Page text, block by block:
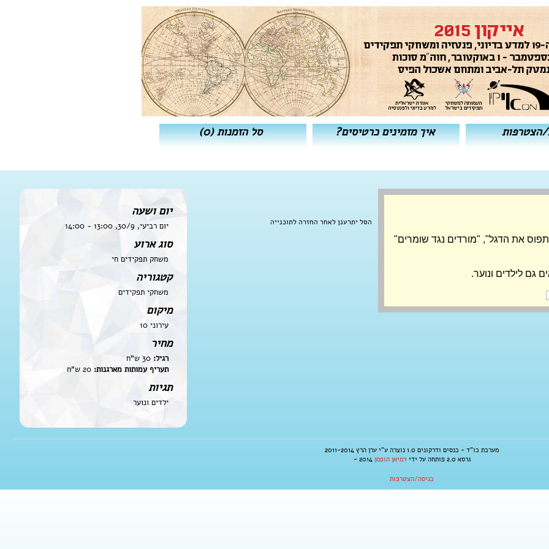
הצטרפות איך מזמינים כרטיסים? סל הזמנות(0)
את הדגל", "מורדים נגד שומרים"
גם לילדים ונוער.
יום ושעה
יום רביעי, 30/9, 13:00 - 14:00
סוג ארוע
משחק תפקידים חי
קטגוריה
משחקי תפקידים
מיקום
עירוני 10
מחיר
רגיל:
תעריף עמותות מארגנות:
תגיות
ילדים ונוער
הסל יתרענן לאחר החזרה לתוכנייה
מערכת כו"ד - כנסים ודרקונים 1.0 נוצרה ע"י ערן הרץ 2011-2014
גרסא 2.0 פותחה על ידי
דמיאן הופמן 2014 -
כניסה/הצטרפות